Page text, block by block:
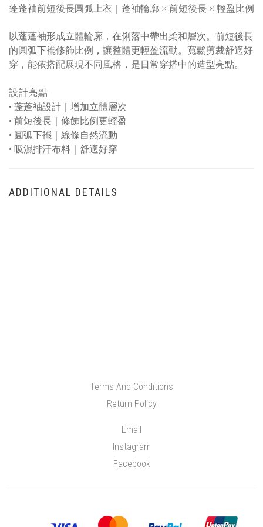
蓬蓬袖前短後長圓弧上衣｜蓬袖輪廓 × 前短後長 × 輕盈比例
以蓬蓬袖形成立體輪廓，在俐落中帶出柔和層次。前短後長
的圓弧下襬修飾比例，讓整體更輕盈流動。寬鬆剪裁舒適好
穿，能依搭配展現不同風格，是日常穿搭中的造型亮點。
設計亮點
• 蓬蓬袖設計｜增加立體層次
• 前短後長｜修飾比例更輕盈
• 圓弧下襬｜線條自然流動
• 吸濕排汗布料｜舒適好穿
ADDITIONAL DETAILS
Terms And Conditions
Return Policy
Email
Instagram
Facebook